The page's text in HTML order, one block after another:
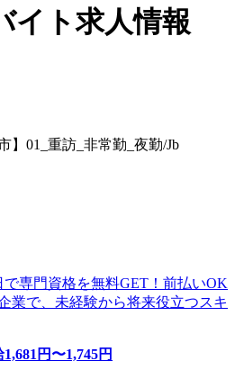
イト求人情報
】01_重訪_非常勤_夜勤/Jb
で専門資格を無料GET！前払いOK
業で、未経験から将来役立つスキ
1,681 円〜1,745円